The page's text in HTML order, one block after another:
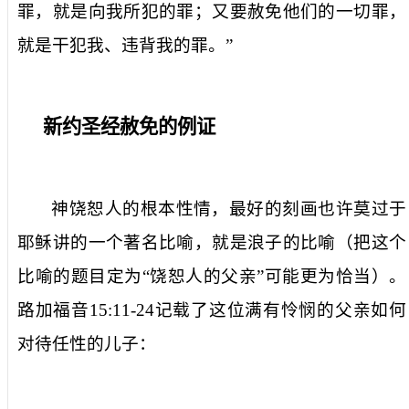
罪，就是向我所犯的罪；又要赦免他们的一切罪，
就是干犯我、违背我的罪。”
新约圣经赦免的例证
神饶恕人的根本性情，最好的刻画也许莫过于
耶稣讲的一个著名比喻，就是浪子的比喻（把这个
比喻的题目定为“饶恕人的父亲”可能更为恰当）。
路加福音15:11-24记载了这位满有怜悯的父亲如何
对待任性的儿子：